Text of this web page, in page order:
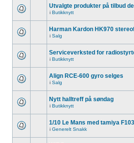
Utvalgte produkter på tilbud
i Butikknytt
Harman Kardon HK970
i Salg
Serviceverksted for
i Butikknytt
Align RCE-600 gyro selges
i Salg
Nytt halltreff på søndag
i Butikknytt
1/10 Le Mans med tamiya
i Generelt Snakk